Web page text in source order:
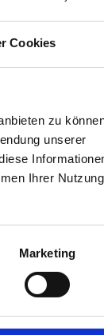
Cookies
zu
unserer
Ihrer Nutzung
Marketing